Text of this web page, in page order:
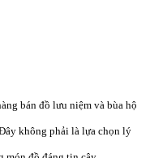
bán đồ lưu niệm và bùa hộ
không phải là lựa chọn lý